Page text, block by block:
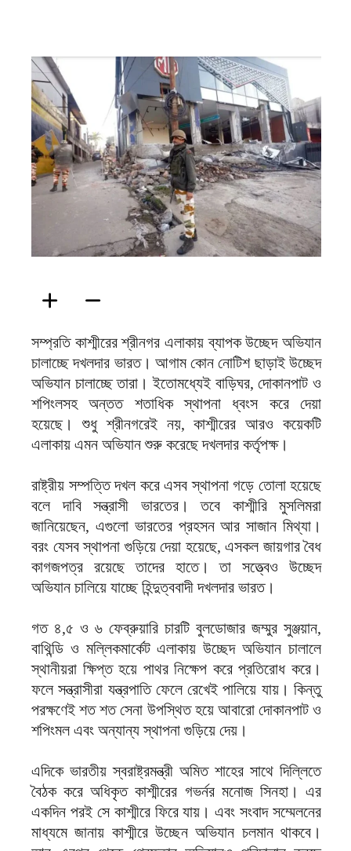
সম্প্রতি কাশ্মীরের শ্রীনগর এলাকায় ব্যাপক উচ্ছেদ অভিযান
চালাচ্ছে দখলদার ভারত। আগাম কোন নোটিশ ছাড়াই উচ্ছেদ
অভিযান চালাচ্ছে তারা। ইতোমধ্যেই বাড়িঘর, দোকানপাট ও
শপিংলসহ অন্তত শতাধিক স্থাপনা ধ্বংস করে দেয়া
হয়েছে। শুধু শ্রীনগরেই নয়, কাশ্মীরের আরও কয়েকটি
এলাকায় এমন অভিযান শুরু করেছে দখলদার কর্তৃপক্ষ।
রাষ্ট্রীয় সম্পত্তি দখল করে এসব স্থাপনা গড়ে তোলা হয়েছে
বলে দাবি সন্ত্রাসী ভারতের। তবে কাশ্মীরি মুসলিমরা
জানিয়েছেন, এগুলো ভারতের প্রহসন আর সাজান মিথ্যা।
বরং যেসব স্থাপনা গুড়িয়ে দেয়া হয়েছে, এসকল জায়গার বৈধ
কাগজপত্র রয়েছে তাদের হাতে। তা সত্ত্বেও উচ্ছেদ
অভিযান চালিয়ে যাচ্ছে হিন্দুত্ববাদী দখলদার ভারত।
গত ৪,৫ ও ৬ ফেব্রুয়ারি চারটি বুলডোজার জম্মুর সুঞ্জয়ান,
বাথিন্ডি ও মল্লিকমার্কেট এলাকায় উচ্ছেদ অভিযান চালালে
স্থানীয়রা ক্ষিপ্ত হয়ে পাথর নিক্ষেপ করে প্রতিরোধ করে।
ফলে সন্ত্রাসীরা যন্ত্রপাতি ফেলে রেখেই পালিয়ে যায়। কিন্তু
পরক্ষণেই শত শত সেনা উপস্থিত হয়ে আবারো দোকানপাট ও
শপিংমল এবং অন্যান্য স্থাপনা গুড়িয়ে দেয়।
এদিকে ভারতীয় স্বরাষ্ট্রমন্ত্রী অমিত শাহের সাথে দিল্লিতে
বৈঠক করে অধিকৃত কাশ্মীরের গভর্নর মনোজ সিনহা। এর
একদিন পরই সে কাশ্মীরে ফিরে যায়। এবং সংবাদ সম্মেলনের
মাধ্যমে জানায় কাশ্মীরে উচ্ছেন অভিযান চলমান থাকবে।